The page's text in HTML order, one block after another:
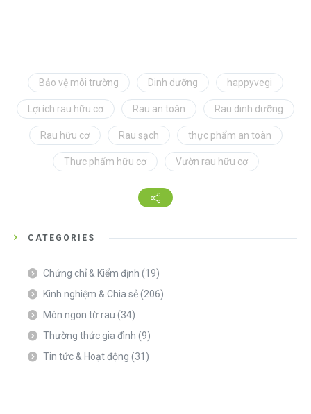
Bảo vệ môi trường Dinh dưỡng happyvegi
Lợi ích rau hữu cơ Rau an toàn Rau dinh dưỡng
Rau hữu cơ Rau sạch thực phẩm an toàn
Thực phẩm hữu cơ Vườn rau hữu cơ
CATEGORIES
Chứng chỉ & Kiểm định (19)
Kinh nghiệm & Chia sẻ(206)
Món ngon từ rau (34)
Thường thức gia đình (9)
Tin tức & Hoạt động (31)